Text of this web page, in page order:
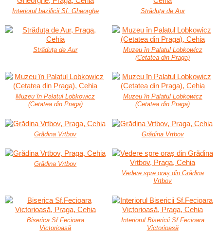
Interiorul bazilicii Sf. Gheorghe Străduța de Aur
Străduța de Aur
Muzeu în Palatul Lobkowicz
(Cetatea din Praga)
Muzeu în Palatul Lobkowicz
(Cetatea din Praga)
Muzeu în Palatul Lobkowicz
(Cetatea din Praga)
Grădina Vrtbov Grădina Vrtbov
Grădina Vrtbov
Vedere spre oraș din Grădina
Vrtbov
Biserica Sf.Fecioara
Victorioasă
Interiorul Bisericii Sf.Fecioara
Victorioasă